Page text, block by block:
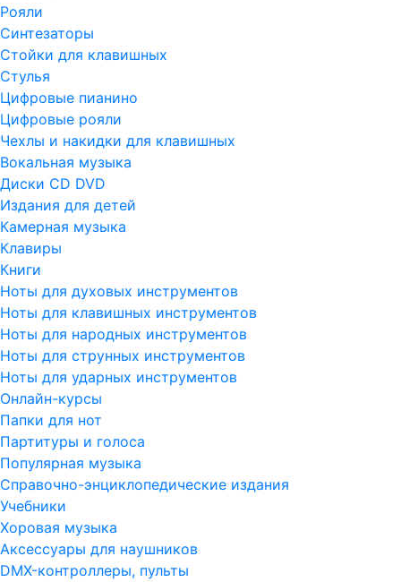
Рояли
Синтезаторы
Стойки для клавишных
Стулья
Цифровые пианино
Цифровые рояли
Чехлы и накидки для клавишных
Вокальная музыка
Диски CD DVD
Издания для детей
Камерная музыка
Клавиры
Книги
Ноты для духовых инструментов
Ноты для клавишных инструментов
Ноты для народных инструментов
Ноты для струнных инструментов
Ноты для ударных инструментов
Онлайн-курсы
Папки для нот
Партитуры и голоса
Популярная музыка
Справочно-энциклопедические издания
Учебники
Хоровая музыка
Аксессуары для наушников
DMX-контроллеры, пульты